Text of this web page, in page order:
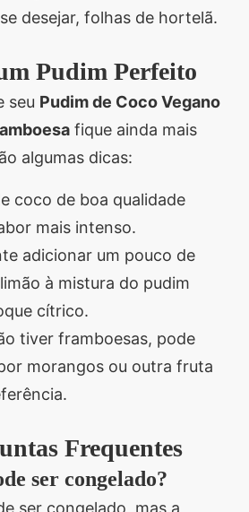
desejar, folhas de hortelã.
Pudim Perfeito
seu Pudim de Coco Vegano
fique ainda mais
algumas dicas:
coco de boa qualidade
mais intenso.
adicionar um pouco de
à mistura do pudim
cítrico.
tiver framboesas, pode
morangos ou outra fruta
Frequentes
ser congelado?
ser congelado, mas a